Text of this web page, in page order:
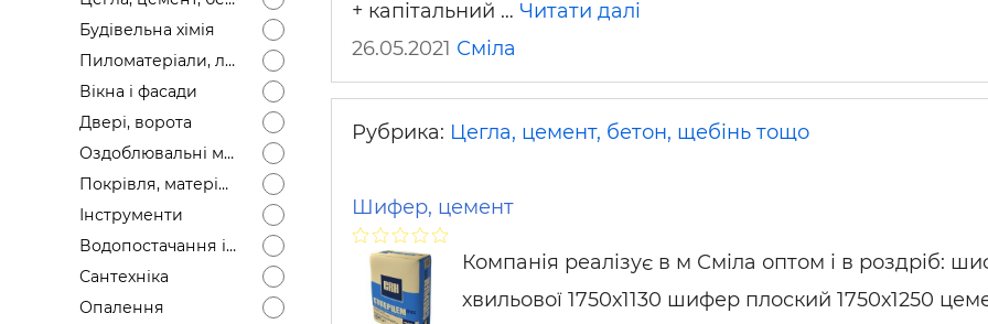
Будівельні і ремонтні послуги
Будівельна хімія
Пиломатеріали, лісоматеріали
Вікна і фасади
Двері, ворота
Оздоблювальні матеріали
Покрівля, матеріали
Інструменти
Водопостачання і каналізація
Сантехніка
Опалення
+ капітальний … Читати далі
26.05.2021 Сміла
Рубрика: Цегла, цемент, бетон, щебінь тощо
Шифер, цемент
Компанія реалізує в м Сміла оптом і в роздріб:
хвильової 1750х1130 шифер плоский 1750х1250